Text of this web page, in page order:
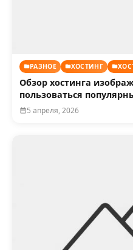
РАЗНОЕ ХОСТИНГ
Обзор хостинга
пользоваться
5 апреля, 2026